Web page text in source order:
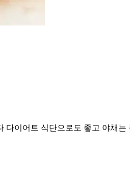
이어트 식단으로도 좋고 야채